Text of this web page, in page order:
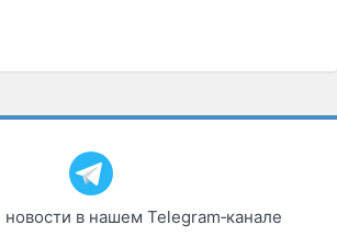
новости в нашем Telegram‑канале